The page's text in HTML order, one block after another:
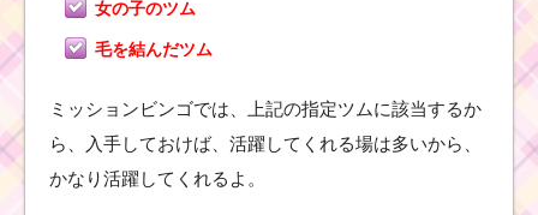
ム
ム
女の子のツム
毛を結んだツム
ミッションビンゴでは、上記の指定ツムに該当するか
ら、入手しておけば、活躍してくれる場は多いから、
かなり活躍してくれるよ。